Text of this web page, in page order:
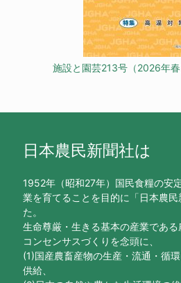
施設と園芸213号（2026年
日本農民新聞社は
1952年（昭和27年）国民食糧の安
業を育てることを目的に「日本農
た。
生命尊厳・生きる基本の産業であ
コンセンサスづくりを念頭に、
(1)国産農畜産物の生産・流通・循
供給、